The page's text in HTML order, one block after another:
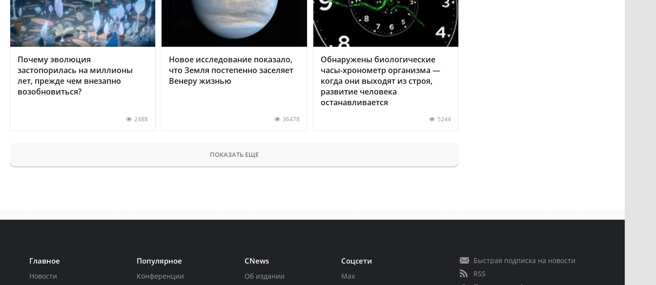
Почему эволюция
застопорилась на миллионы
лет, прежде чем внезапно
возобновиться?
2488
Новое исследование показало,
что Земля постепенно заселяет
Венеру жизнью
36478
Обнаружены биологические
часы-хронометр организма —
когда они выходят из строя,
развитие человека
останавливается
5244
ПОКАЗАТЬ ЕЩЕ
Главное
Новости
Популярное
Конференции
CNews
Об издании
Соцсети
Max
Быстрая подписка на новости
RSS